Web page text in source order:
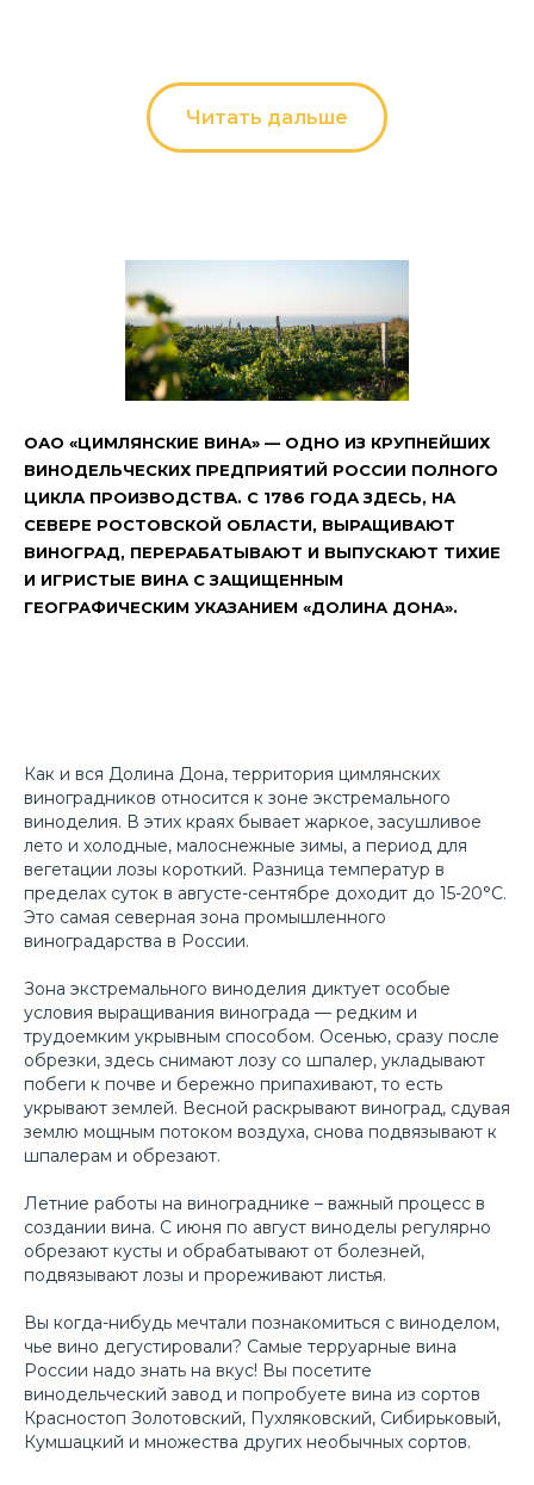
Читать дальше
ОАО «ЦИМЛЯНСКИЕ ВИНА» — ОДНО ИЗ КРУПНЕЙШИХ
ВИНОДЕЛЬЧЕСКИХ ПРЕДПРИЯТИЙ РОССИИ ПОЛНОГО
ЦИКЛА ПРОИЗВОДСТВА. С 1786 ГОДА ЗДЕСЬ, НА
СЕВЕРЕ РОСТОВСКОЙ ОБЛАСТИ, ВЫРАЩИВАЮТ
ВИНОГРАД, ПЕРЕРАБАТЫВАЮТ И ВЫПУСКАЮТ ТИХИЕ
И ИГРИСТЫЕ ВИНА С ЗАЩИЩЕННЫМ
ГЕОГРАФИЧЕСКИМ УКАЗАНИЕМ «ДОЛИНА ДОНА».
Как и вся Долина Дона, территория цимлянских
виноградников относится к зоне экстремального
виноделия. В этих краях бывает жаркое, засушливое
лето и холодные, малоснежные зимы, а период для
вегетации лозы короткий. Разница температур в
пределах суток в августе-сентябре доходит до 15-20°С.
Это самая северная зона промышленного
виноградарства в России.
Зона экстремального виноделия диктует особые
условия выращивания винограда — редким и
трудоемким укрывным способом. Осенью, сразу после
обрезки, здесь снимают лозу со шпалер, укладывают
побеги к почве и бережно припахивают, то есть
укрывают землей. Весной раскрывают виноград, сдувая
землю мощным потоком воздуха, снова подвязывают к
шпалерам и обрезают.
Летние работы на винограднике – важный процесс в
создании вина. С июня по август виноделы регулярно
обрезают кусты и обрабатывают от болезней,
подвязывают лозы и прореживают листья.
Вы когда-нибудь мечтали познакомиться с виноделом,
чье вино дегустировали? Cамые терруарные вина
России надо знать на вкус! Вы посетите
винодельческий завод и попробуете вина из сортов
Красностоп Золотовский, Пухляковский, Сибирьковый,
Кумшацкий и множества других необычных сортов.
Организатор